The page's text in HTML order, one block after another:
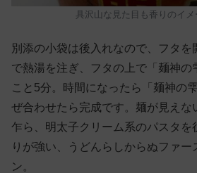
具沢山な見た目も香りのイ
別添の小袋は後入れなので、フタを
で熱湯を注ぎ、フタの上で「麺神の
こと5分。時間になったら「麺神の
ぜ合わせたら完成です。麺が見えな
乍ら、明太子クリーム系のパスタを
りが強い、うどんらしからぬファー
ン。